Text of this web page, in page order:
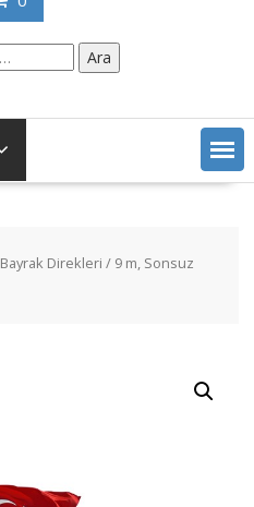
Ara
Bayrak Direkleri / 9 m, Sonsuz